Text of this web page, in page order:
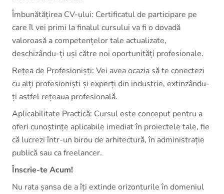
Îmbunătățirea CV-ului: Certificatul de participare pe
care îl vei primi la finalul cursului va fi o dovadă
valoroasă a competențelor tale actualizate,
deschizându-ți uși către noi oportunități profesionale.
Rețea de Profesioniști: Vei avea ocazia să te conectezi
cu alți profesioniști și experți din industrie, extinzându-
ți astfel rețeaua profesională.
Aplicabilitate Practică: Cursul este conceput pentru a
oferi cunoștințe aplicabile imediat în proiectele tale, fie
că lucrezi într-un birou de arhitectură, în administrație
publică sau ca freelancer.
Înscrie-te Acum!
Nu rata șansa de a îți extinde orizonturile în domeniul